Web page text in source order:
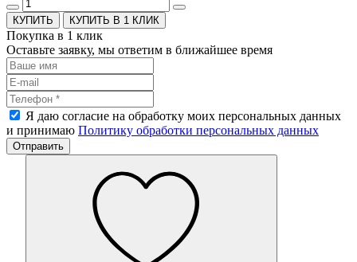
КУПИТЬ В 1 КЛИК
Покупка в 1 клик
Оставьте заявку, мы ответим в ближайшее время
Я даю согласие на обработку моих персональных данных
и принимаю Политику обработки персональных данных
Отправить